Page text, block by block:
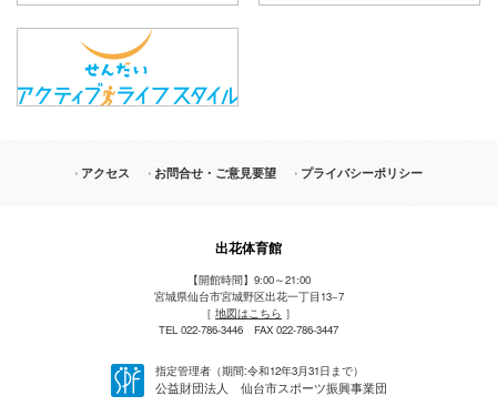
アクセス お問合せ・ご意見要望 プライバシーポリシー
出花体育館
【開館時間】9:00～21:00
宮城県仙台市宮城野区出花一丁目13−7
［ 地図はこちら ］
TEL 022-786-3446 FAX 022-786-3447
指定管理者（期間:令和12年3月31日まで）
公益財団法人 仙台市スポーツ振興事業団